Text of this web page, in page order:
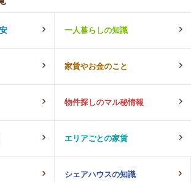
一人暮らしの知識
家賃やお金のこと
物件探しのマル秘情報
エリアごとの家賃
シェアハウスの知識